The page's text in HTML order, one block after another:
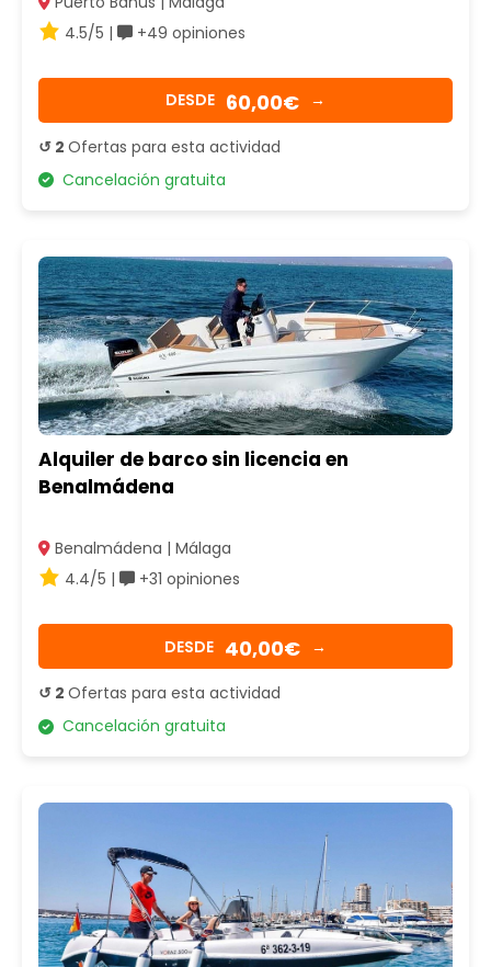
4.5/5 |
+49 opiniones
DESDE 60,00€ →
↺ 2 Ofertas para esta actividad
Cancelación gratuita
Alquiler de barco sin licencia en
Benalmádena
Benalmádena | Málaga
4.4/5 |
+31 opiniones
DESDE 40,00€ →
↺ 2 Ofertas para esta actividad
Cancelación gratuita